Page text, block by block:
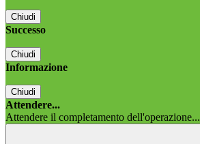
Chiudi
Successo
Chiudi
Informazione
Chiudi
Attendere...
Attendere il completamento dell'operazione...